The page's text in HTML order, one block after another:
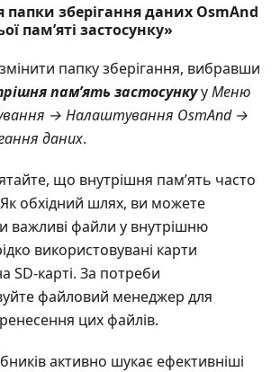
папки зберігання даних OsmAnd
пам’яті застосунку»
папку зберігання, вибравши
пам’ять застосункууМеню
→ Налаштування OsmAnd →
даних.
що внутрішня пам’ять часто
обхідний шлях, ви можете
важливі файли у внутрішню
використовувані карти
SD-карті. За потреби
файловий менеджер для
цих файлів.
активно шукає ефективніші